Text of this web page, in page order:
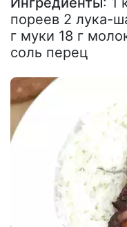
пореев 2 лука-
г муки 18 г
соль перец